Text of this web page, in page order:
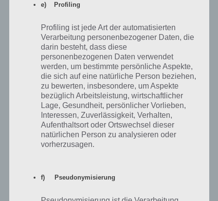
Wenn du ein Teil nicht mehr brauchst, kannst du
Regelmäßig dein Fahrrad reparieren
e) Profiling
Profiling ist jede Art der automatisierten
Verarbeitung personenbezogener Daten, die
darin besteht, dass diese
personenbezogenen Daten verwendet
werden, um bestimmte persönliche Aspekte,
die sich auf eine natürliche Person beziehen,
zu bewerten, insbesondere, um Aspekte
bezüglich Arbeitsleistung, wirtschaftlicher
Lage, Gesundheit, persönlicher Vorlieben,
Interessen, Zuverlässigkeit, Verhalten,
Aufenthaltsort oder Ortswechsel dieser
natürlichen Person zu analysieren oder
vorherzusagen.
f) Pseudonymisierung